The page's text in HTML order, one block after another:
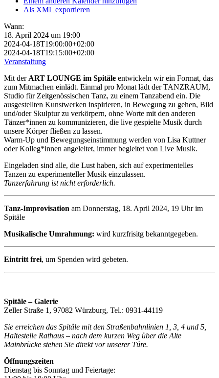
Als XML exportieren
Wann:
18. April 2024 um 19:00
2024-04-18T19:00:00+02:00
2024-04-18T19:15:00+02:00
Veranstaltung
Mit der ART LOUNGE im Spitäle entwickeln wir ein Format, das
zum Mitmachen einlädt. Einmal pro Monat lädt der TANZRAUM,
Studio für Zeitgenössischen Tanz, zu einem Tanzabend ein. Die
ausgestellten Kunstwerken inspirieren, in Bewegung zu gehen, Bild
und/oder Skulptur zu verkörpern, ohne Worte mit den anderen
Tänzer*innen zu kommunizieren, die live gespielte Musik durch
unsere Körper fließen zu lassen.
Warm-Up und Bewegungseinstimmung werden von Lisa Kuttner
oder Kolleg*innen angeleitet, immer begleitet von Live Musik.
Eingeladen sind alle, die Lust haben, sich auf experimentelles
Tanzen zu experimenteller Musik einzulassen.
Tanzerfahrung ist nicht erforderlich.
Tanz-Improvisation am Donnerstag, 18. April 2024, 19 Uhr im
Spitäle
Musikalische Umrahmung: wird kurzfrisitg bekanntgegeben.
Eintritt frei, um Spenden wird gebeten.
Spitäle – Galerie
Zeller Straße 1, 97082 Würzburg, Tel.: 0931-44119
Sie erreichen das Spitäle mit den Straßenbahnlinien 1, 3, 4 und 5,
Haltestelle Rathaus – nach dem kurzen Weg über die Alte
Mainbrücke stehen Sie direkt vor unserer Türe.
Öffnungszeiten
Dienstag bis Sonntag und Feiertage: